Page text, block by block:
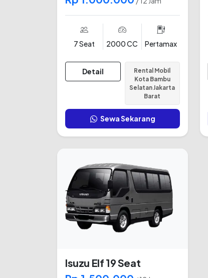
7 Seat 2000 CC Pertamax
Detail
Rental Mobil
Kota Bambu
Selatan Jakarta
Barat
Sewa Sekarang
Isuzu Elf 19 Seat